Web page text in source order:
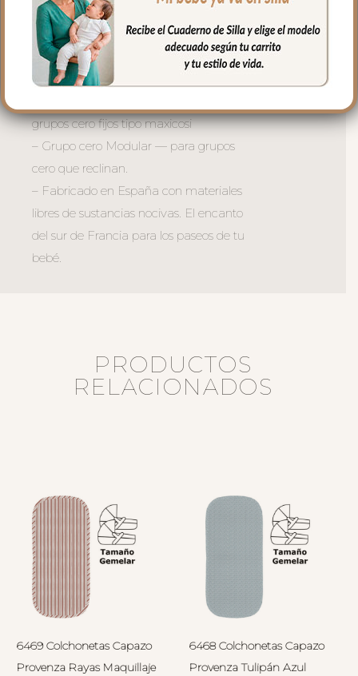
– Microfibra hueca transpirable y ligera
-Cremalleras laterales al tono. Puedes
quitar la tapa y te queda la funda.
**Dos modelos disponibles:
grupos cero fijos tipo maxicosi
– Grupo cero Modular — para grupos
cero que reclinan.
– Fabricado en España con materiales
libres de sustancias nocivas. El encanto
del sur de Francia para los paseos de tu
bebé.
PRODUCTOS
RELACIONADOS
6469 Colchonetas Capazo
Provenza Rayas Maquillaje
6468 Colchonetas Capazo
Provenza Tulipán Azul